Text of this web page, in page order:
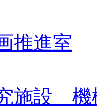
推進室
施設 機